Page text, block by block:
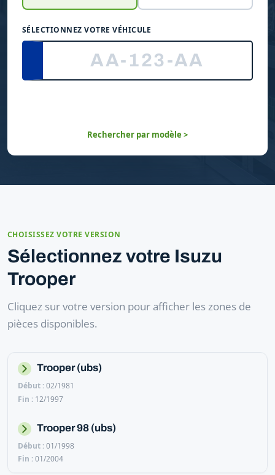
SÉLECTIONNEZ VOTRE VÉHICULE
Rechercher par modèle >
CHOISISSEZ VOTRE VERSION
Sélectionnez votre Isuzu
Trooper
Cliquez sur votre version pour afficher les zones de
pièces disponibles.
Trooper (ubs)
02/1981
12/1997
Trooper 98 (ubs)
01/1998
01/2004